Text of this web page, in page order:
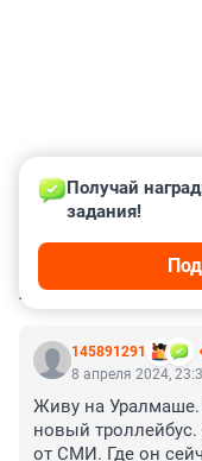
КОММЕНТАРИИ
145891291
Получай
задания!
8 апреля 2024,
Живу на
новый
от СМИ. Где он